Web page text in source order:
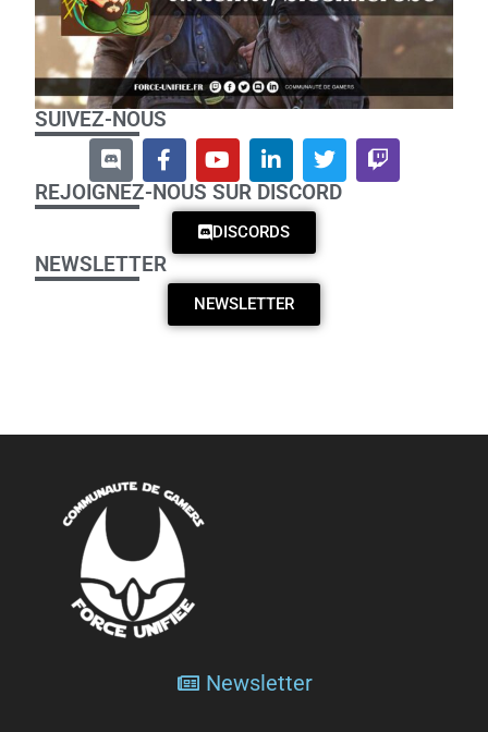
SUIVEZ-NOUS
REJOIGNEZ-NOUS SUR DISCORD
DISCORDS
NEWSLETTER
NEWSLETTER
Newsletter